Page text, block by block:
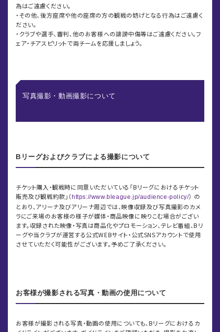
為はご遠慮ください。
・その他、後方座席や他の座席の方の観戦の妨げとなる行為はご遠慮く
ださい。
・クラブや選手、審判、他のお客様への誹謗中傷等はご遠慮ください。フ
ェア・チアスピリットで両チームを応援しましょう。
写真撮影・動画撮影について
Bリーグおよびクラブによる撮影について
チケット購入・観戦時に同意いただいている「Bリーグにおけるチケット
販売及び観戦約款」（https://www.bleague.jp/audience-policy/） の
とおり、アリーナ及びアリーナ周辺では、映像収録及び写真撮影のカメ
ラにご来場のお客様の様子が媒体・商品映像に映りこむ場合がござい
ます。収録された映像・写真は商品化やプロモーション、テレビ番組、Bリ
ーグや当クラブが運営する公式WEBサイト・公式SNSアカウントで使用
させていただく可能性がございます。予めご了承ください。
お客様が撮影される写真・動画の使用について
お客様が撮影される写真・動画の使用についても、Bリーグにおけるカ